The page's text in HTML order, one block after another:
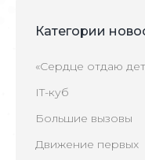
Категории
«Сердце отдаю
IT-куб
Большие вызовы
Движение первых